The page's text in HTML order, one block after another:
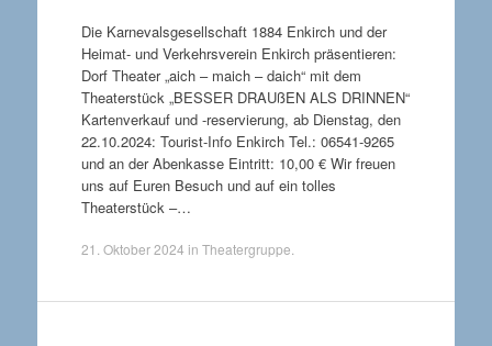
Die Karnevalsgesellschaft 1884 Enkirch und der
Heimat- und Verkehrsverein Enkirch präsentieren:
Dorf Theater „aich – maich – daich“ mit dem
Theaterstück „BESSER DRAUßEN ALS DRINNEN“
Kartenverkauf und -reservierung, ab Dienstag, den
22.10.2024: Tourist-Info Enkirch Tel.: 06541-9265
und an der Abenkasse Eintritt: 10,00 € Wir freuen
uns auf Euren Besuch und auf ein tolles
Theaterstück –…
21. Oktober 2024 in Theatergruppe